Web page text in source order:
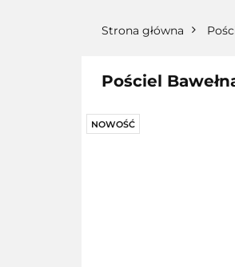
Strona główna
Pościel
NOWOŚĆ